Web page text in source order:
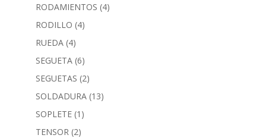
RODAMIENTOS (4)
RODILLO (4)
RUEDA (4)
SEGUETA (6)
SEGUETAS (2)
SOLDADURA (13)
SOPLETE (1)
TENSOR (2)